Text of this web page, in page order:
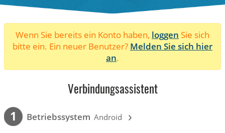
Wenn Sie bereits ein Konto haben, loggen Sie sich
bitte ein. Ein neuer Benutzer? Melden Sie sich hier
an.
Verbindungsassistent
1 Betriebssystem Android ›